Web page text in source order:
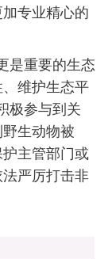
专业精心的
重要的生态
维护生态平
极参与到关
生动物被
主管部门或
严厉打击非